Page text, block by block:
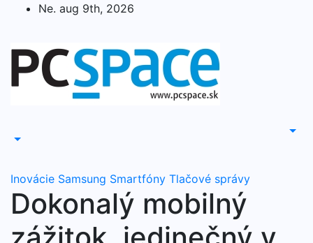
Ne. aug 9th, 2026
Inovácie Samsung Smartfóny Tlačové správy
Dokonalý mobilný